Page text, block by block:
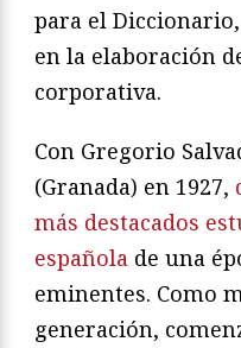
para el
en la elaboración
corporativa.
Con Gregorio
(Granada) en 1927,
más destacados
española de una
eminentes. Como
generación,